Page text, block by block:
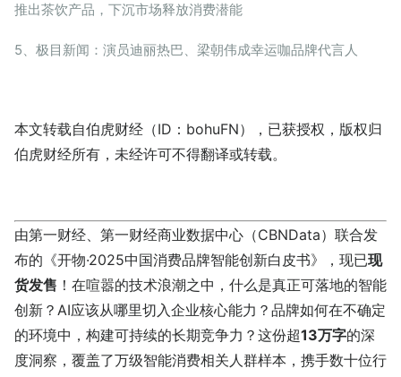
推出茶饮产品，下沉市场释放消费潜能
5、极目新闻：演员迪丽热巴、梁朝伟成幸运咖品牌代言人
本文转载自伯虎财经（ID：bohuFN），已获授权，版权归
伯虎财经所有，未经许可不得翻译或转载。
由第一财经、第一财经商业数据中心（CBNData）联合发
布的《开物·2025中国消费品牌智能创新白皮书》，现已现
货发售 ！在喧嚣的技术浪潮之中，什么是真正可落地的智能
创新？AI应该从哪里切入企业核心能力？品牌如何在不确定
的环境中，构建可持续的长期竞争力？这份超13万字的深
度洞察，覆盖了万级智能消费相关人群样本，携手数十位行